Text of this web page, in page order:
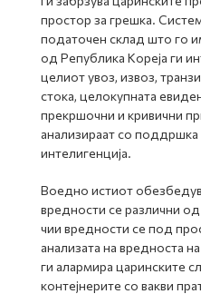
простор за грешка.
податочен склад што го
од Република Кореја ги
целиот увоз, извоз,
стока, целокупната
прекршочни и кривични
анализираат со
интелигенција.
Воедно истиот
вредности се различни
чии вредности се под
анализата на вредноста
ги алармира царинските
контејнерите со вакви